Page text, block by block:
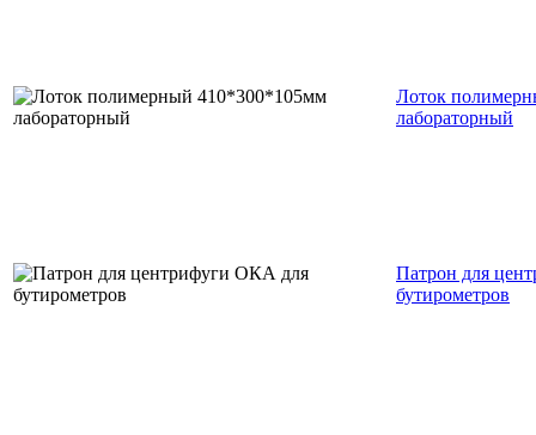
Лоток
лабораторный
Патрон для
бутирометров